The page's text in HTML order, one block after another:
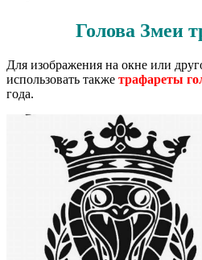
Голова Змеи
Для изображения на окне или
использовать также трафареты
года.